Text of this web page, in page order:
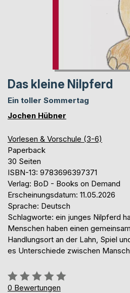
Das kleine Nilpferd
Ein toller Sommertag
Jochen Hübner
Vorlesen & Vorschule (3-6)
Paperback
30 Seiten
ISBN-13: 9783696397371
Verlag: BoD - Books on Demand
Erscheinungsdatum: 11.05.2026
Sprache: Deutsch
Schlagworte: ein junges Nilpferd
Menschen haben einen
Handlungsort an der Lahn, Spiel
es Unterschiede zwischen
Bewertung::
0%
0 Bewertungen